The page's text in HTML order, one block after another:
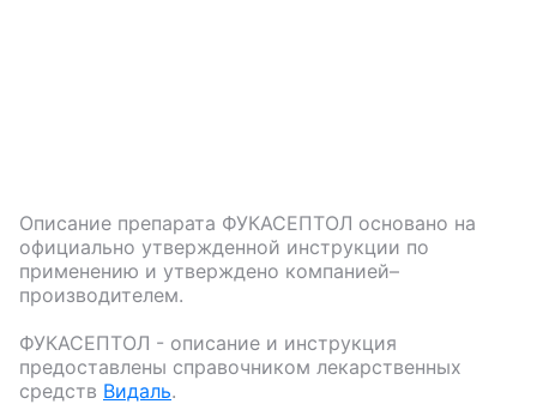
Описание препарата ФУКАСЕПТОЛ основано на
официально утвержденной инструкции по
применению и утверждено компанией–
производителем.
ФУКАСЕПТОЛ - описание и инструкция
предоставлены справочником лекарственных
средств Видаль.